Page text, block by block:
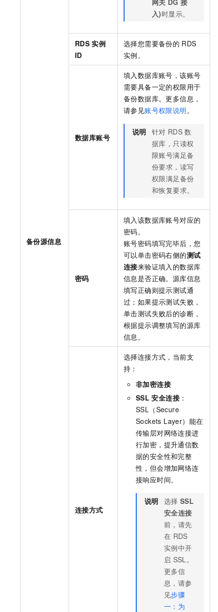
备份源信息
网关 DG 接
入)时显示。
RDS 实例
ID
选择您需要备份的 RDS
实例。
数据库账号
填入数据库账号，该账号
需要具备一定的权限用于
备份数据库。更多信息，
请参见账号权限说明。
说明 针对 RDS 数
据库，只读权
限账号满足备
份要求，读写
权限满足备份
和恢复要求。
密码
填入该数据库账号对应的
密码。
账号密码填写完毕后，您
可以单击密码右侧的测试
连接来验证填入的数据库
信息是否正确。源库信息
填写正确则提示测试通
过；如果提示测试失败，
单击测试失败后的诊断，
根据提示调整填写的源库
信息。
连接方式
选择连接方式，当前支
持：
非加密连接
SSL 安全连接 ：
SSL（Secure
Sockets Layer）能在
传输层对网络连接进
行加密，提升通信数
据的安全性和完整
性，但会增加网络连
接响应时间。
说明 选择 SSL
安全连接
前，请先
在 RDS
实例中开
启 SSL。
更多信
息，请参
见步骤
一：为